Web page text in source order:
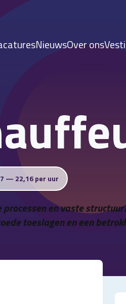
NieuwsOver ons
— 22,16 per uur
en vaste
toeslagen en een